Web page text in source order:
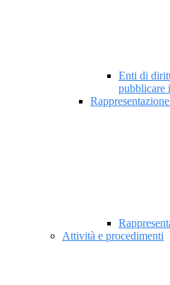
Enti di
pubblicare
Attività e procedimenti